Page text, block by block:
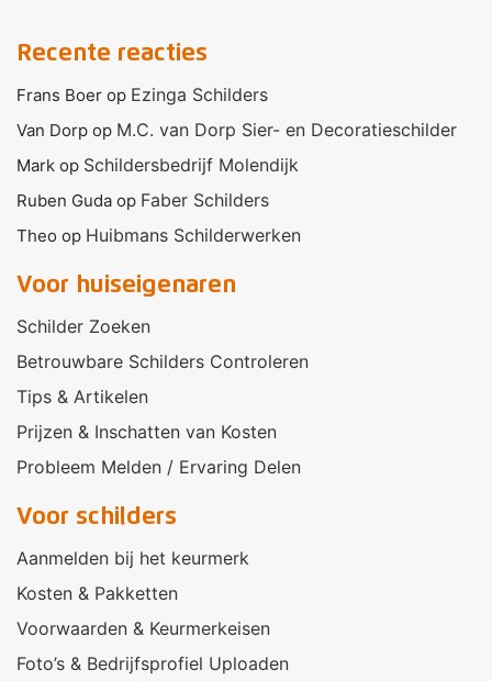
Recente reacties
Frans Boer op Ezinga Schilders
Van Dorp op M.C. van Dorp Sier- en Decoratieschilder
Mark op Schildersbedrijf Molendijk
Ruben Guda op Faber Schilders
Theo op Huibmans Schilderwerken
Voor huiseigenaren
Schilder Zoeken
Betrouwbare Schilders Controleren
Tips & Artikelen
Prijzen & Inschatten van Kosten
Probleem Melden / Ervaring Delen
Voor schilders
Aanmelden bij het keurmerk
Kosten & Pakketten
Voorwaarden & Keurmerkeisen
Foto’s & Bedrijfsprofiel Uploaden